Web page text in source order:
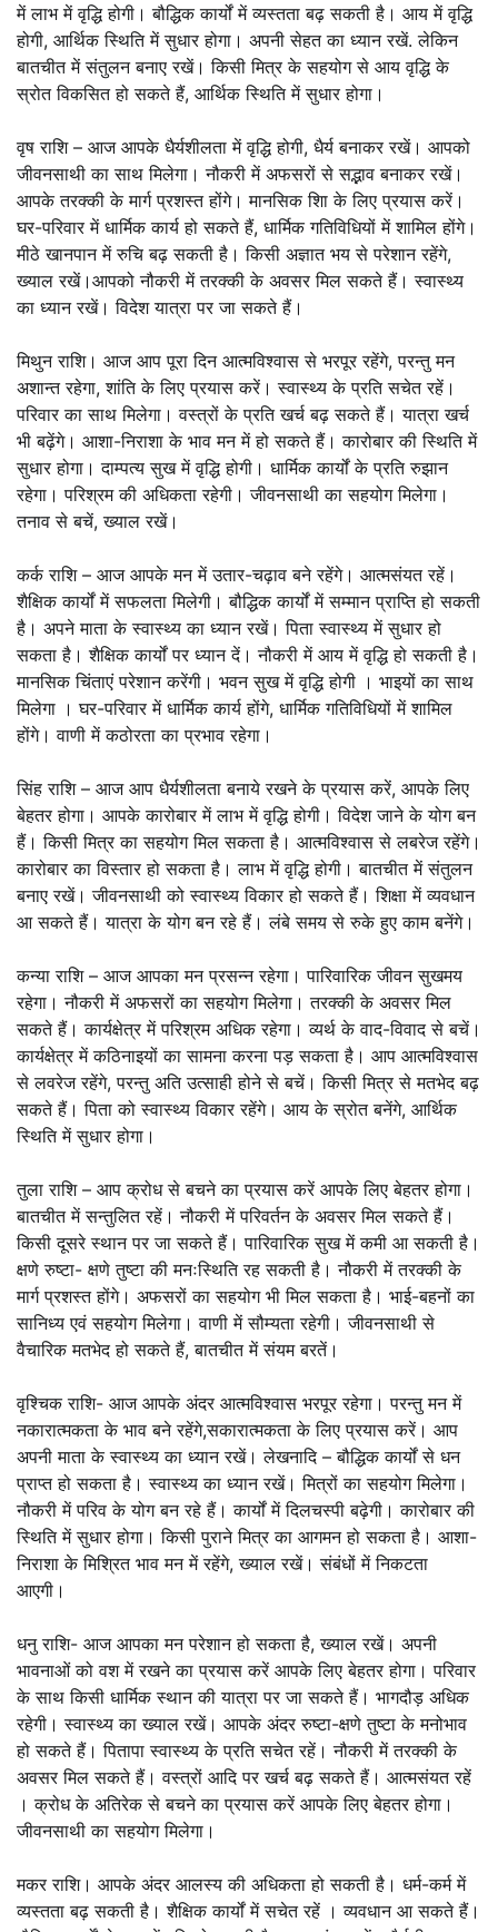
में लाभ में वृद्धि होगी। बौद्धिक कार्यों में व्यस्तता बढ़ सकती है। आय में वृद्धि
होगी, आर्थिक स्थिति में सुधार होगा। अपनी सेहत का ध्यान रखें. लेकिन
बातचीत में संतुलन बनाए रखें। किसी मित्र के सहयोग से आय वृद्धि के
स्रोत विकसित हो सकते हैं, आर्थिक स्थिति में सुधार होगा।
वृष राशि – आज आपके धैर्यशीलता में वृद्धि होगी, धैर्य बनाकर रखें। आपको
जीवनसाथी का साथ मिलेगा। नौकरी में अफसरों से सद्भाव बनाकर रखें।
आपके तरक्की के मार्ग प्रशस्त होंगे। मानसिक शाि के लिए प्रयास करें।
घर-परिवार में धार्मिक कार्य हो सकते हैं, धार्मिक गतिविधियों में शामिल होंगे।
मीठे खानपान में रुचि बढ़ सकती है। किसी अज्ञात भय से परेशान रहेंगे,
ख्याल रखें।आपको नौकरी में तरक्की के अवसर मिल सकते हैं। स्वास्थ्य
का ध्यान रखें। विदेश यात्रा पर जा सकते हैं।
मिथुन राशि। आज आप पूरा दिन आत्मविश्वास से भरपूर रहेंगे, परन्तु मन
अशान्त रहेगा, शांति के लिए प्रयास करें। स्वास्थ्य के प्रति सचेत रहें।
परिवार का साथ मिलेगा। वस्त्रों के प्रति खर्च बढ़ सकते हैं। यात्रा खर्च
भी बढ़ेंगे। आशा-निराशा के भाव मन में हो सकते हैं। कारोबार की स्थिति में
सुधार होगा। दाम्पत्य सुख में वृद्धि होगी। धार्मिक कार्यों के प्रति रुझान
रहेगा। परिश्रम की अधिकता रहेगी। जीवनसाथी का सहयोग मिलेगा।
तनाव से बचें, ख्याल रखें।
कर्क राशि – आज आपके मन में उतार-चढ़ाव बने रहेंगे। आत्मसंयत रहें।
शैक्षिक कार्यों में सफलता मिलेगी। बौद्धिक कार्यों में सम्मान प्राप्ति हो सकती
है। अपने माता के स्वास्थ्य का ध्यान रखें। पिता स्वास्थ्य में सुधार हो
सकता है। शैक्षिक कार्यों पर ध्यान दें। नौकरी में आय में वृद्धि हो सकती है।
मानसिक चिंताएं परेशान करेंगी। भवन सुख में वृद्धि होगी । भाइयों का साथ
मिलेगा । घर-परिवार में धार्मिक कार्य होंगे, धार्मिक गतिविधियों में शामिल
होंगे। वाणी में कठोरता का प्रभाव रहेगा।
सिंह राशि – आज आप धैर्यशीलता बनाये रखने के प्रयास करें, आपके लिए
बेहतर होगा। आपके कारोबार में लाभ में वृद्धि होगी। विदेश जाने के योग बन
हैं। किसी मित्र का सहयोग मिल सकता है। आत्मविश्वास से लबरेज रहेंगे।
कारोबार का विस्तार हो सकता है। लाभ में वृद्धि होगी। बातचीत में संतुलन
बनाए रखें। जीवनसाथी को स्वास्थ्य विकार हो सकते हैं। शिक्षा में व्यवधान
आ सकते हैं। यात्रा के योग बन रहे हैं। लंबे समय से रुके हुए काम बनेंगे।
कन्या राशि – आज आपका मन प्रसन्न रहेगा। पारिवारिक जीवन सुखमय
रहेगा। नौकरी में अफसरों का सहयोग मिलेगा। तरक्की के अवसर मिल
सकते हैं। कार्यक्षेत्र में परिश्रम अधिक रहेगा। व्यर्थ के वाद-विवाद से बचें।
कार्यक्षेत्र में कठिनाइयों का सामना करना पड़ सकता है। आप आत्मविश्वास
से लवरेज रहेंगे, परन्तु अति उत्साही होने से बचें। किसी मित्र से मतभेद बढ़
सकते हैं। पिता को स्वास्थ्य विकार रहेंगे। आय के स्रोत बनेंगे, आर्थिक
स्थिति में सुधार होगा।
तुला राशि – आप क्रोध से बचने का प्रयास करें आपके लिए बेहतर होगा।
बातचीत में सन्तुलित रहें। नौकरी में परिवर्तन के अवसर मिल सकते हैं।
किसी दूसरे स्थान पर जा सकते हैं। पारिवारिक सुख में कमी आ सकती है।
क्षणे रुष्टा- क्षणे तुष्टा की मनःस्थिति रह सकती है। नौकरी में तरक्की के
मार्ग प्रशस्त होंगे। अफसरों का सहयोग भी मिल सकता है। भाई-बहनों का
सानिध्य एवं सहयोग मिलेगा। वाणी में सौम्यता रहेगी। जीवनसाथी से
वैचारिक मतभेद हो सकते हैं, बातचीत में संयम बरतें।
वृश्चिक राशि- आज आपके अंदर आत्मविश्वास भरपूर रहेगा। परन्तु मन में
नकारात्मकता के भाव बने रहेंगे,सकारात्मकता के लिए प्रयास करें। आप
अपनी माता के स्वास्थ्य का ध्यान रखें। लेखनादि – बौद्धिक कार्यों से धन
प्राप्त हो सकता है। स्वास्थ्य का ध्यान रखें। मित्रों का सहयोग मिलेगा।
नौकरी में परिव के योग बन रहे हैं। कार्यों में दिलचस्पी बढ़ेगी। कारोबार की
स्थिति में सुधार होगा। किसी पुराने मित्र का आगमन हो सकता है। आशा-
निराशा के मिश्रित भाव मन में रहेंगे, ख्याल रखें। संबंधों में निकटता
आएगी।
धनु राशि- आज आपका मन परेशान हो सकता है, ख्याल रखें। अपनी
भावनाओं को वश में रखने का प्रयास करें आपके लिए बेहतर होगा। परिवार
के साथ किसी धार्मिक स्थान की यात्रा पर जा सकते हैं। भागदौड़ अधिक
रहेगी। स्वास्थ्य का ख्याल रखें। आपके अंदर रुष्टा-क्षणे तुष्टा के मनोभाव
हो सकते हैं। पितापा स्वास्थ्य के प्रति सचेत रहें। नौकरी में तरक्की के
अवसर मिल सकते हैं। वस्त्रों आदि पर खर्च बढ़ सकते हैं। आत्मसंयत रहें
। क्रोध के अतिरेक से बचने का प्रयास करें आपके लिए बेहतर होगा।
जीवनसाथी का सहयोग मिलेगा।
मकर राशि। आपके अंदर आलस्य की अधिकता हो सकती है। धर्म-कर्म में
व्यस्तता बढ़ सकती है। शैक्षिक कार्यों में सचेत रहें । व्यवधान आ सकते हैं।